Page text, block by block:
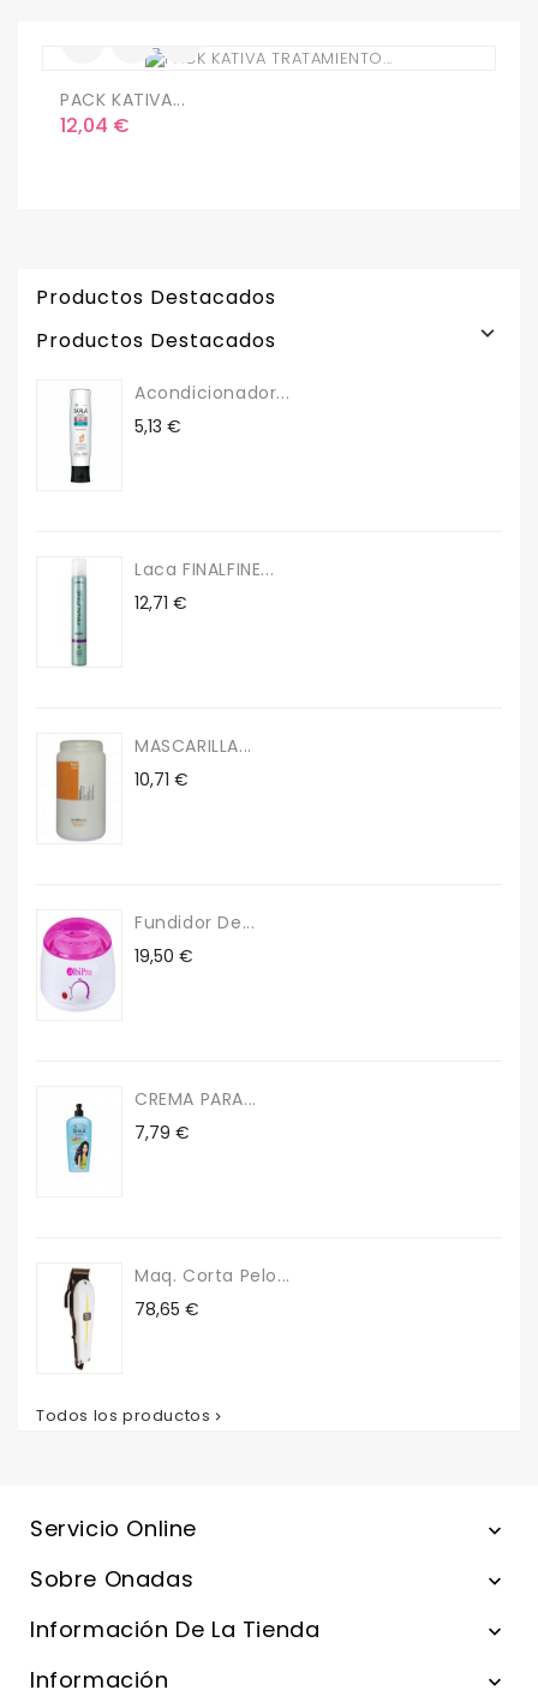
PACK KATIVA...
Precio
12,04 €
Productos Destacados
Productos Destacados

Acondicionador...
Precio
5,13 €
Laca FINALFINE...
Precio
12,71 €
MASCARILLA...
Precio
10,71 €
Fundidor De...
Precio
19,50 €
CREMA PARA...
Precio
7,79 €
Maq. Corta Pelo...
Precio
78,65 €
Todos los productos 
Servicio Online 
Sobre Onadas 
Información De La Tienda 
Información 